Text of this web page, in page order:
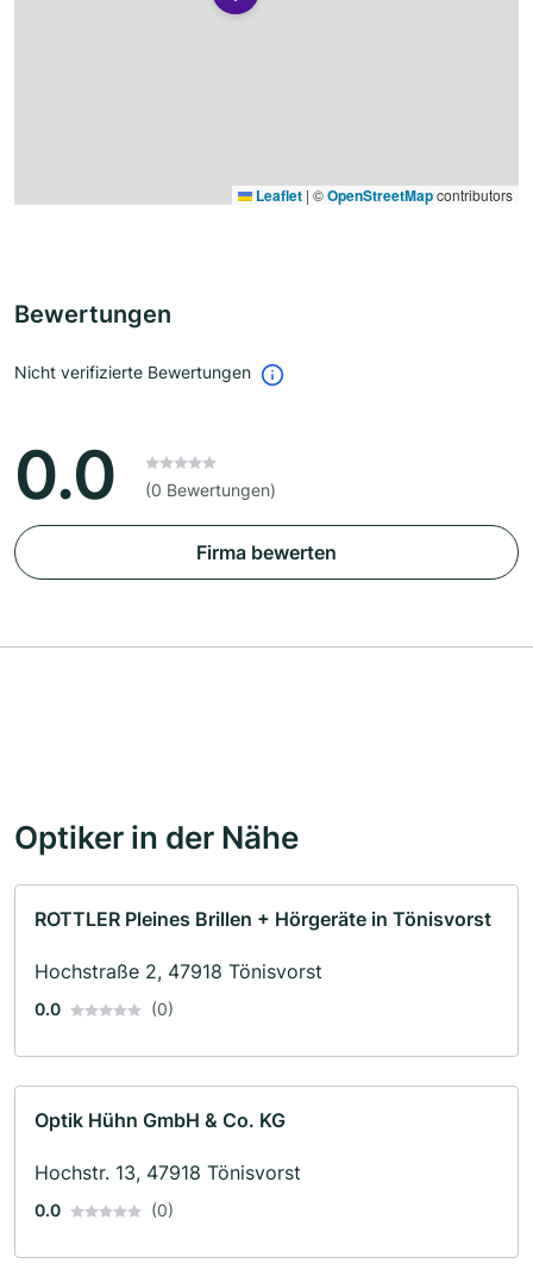
Leaflet | ©OpenStreetMapcontributors
Bewertungen
Nicht verifizierte Bewertungen
0.0 (0 Bewertungen)
Firma bewerten
Optiker in der Nähe
ROTTLER Pleines Brillen + Hörgeräte in Tönisvorst
Hochstraße 2, 47918 Tönisvorst
0.0 (0)
Optik Hühn GmbH & Co. KG
Hochstr. 13, 47918 Tönisvorst
0.0 (0)